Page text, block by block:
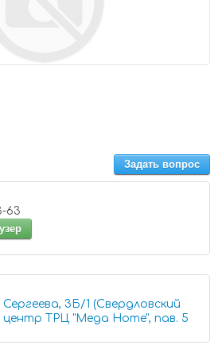
Задать вопрос
13-63
3Б/1 (Свердловский
район) Торговый центр ТРЦ "Mega Home", пав. 5